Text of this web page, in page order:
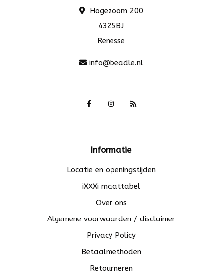
Hogezoom 200
4325BJ
Renesse
info@beadle.nl
Informatie
Locatie en openingstijden
iXXXi maattabel
Over ons
Algemene voorwaarden / disclaimer
Privacy Policy
Betaalmethoden
Retourneren